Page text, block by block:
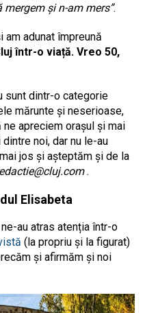
și n-am mers”.
adunat împreună
într-o viață. Vreo 50,
sunt dintr-o categorie
mărunte și neserioase,
apreciem orașul și mai
noi, dar nu le-au
jos și așteptăm și de la
.
Elisabeta
au atras atenția într-o
(la propriu și la figurat)
și afirmăm și noi